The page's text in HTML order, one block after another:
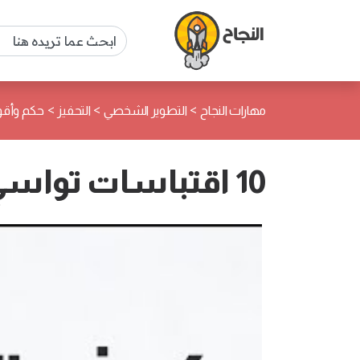
مهارات النجاح > التطوير الشخصي > التحفيز > حكم
10 اقتباسات تواسي بهم نفسك أوقات المعاناة